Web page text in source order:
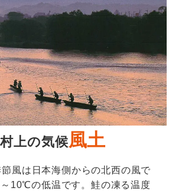
上の気候風土
風は日本海側からの北西の風で
10℃の低温です。鮭の凍る温度